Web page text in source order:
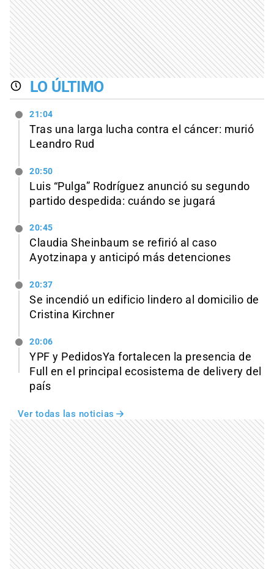
LO ÚLTIMO
21:04
Tras una larga lucha contra el cáncer: murió
Leandro Rud
20:50
Luis “Pulga” Rodríguez anunció su segundo
partido despedida: cuándo se jugará
20:45
Claudia Sheinbaum se refirió al caso
Ayotzinapa y anticipó más detenciones
20:37
Se incendió un edificio lindero al domicilio de
Cristina Kirchner
20:06
YPF y PedidosYa fortalecen la presencia de
Full en el principal ecosistema de delivery del
país
Ver todas las noticias